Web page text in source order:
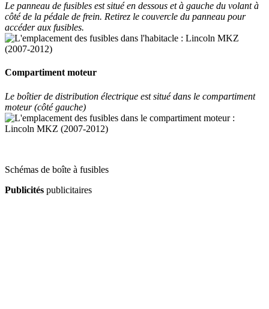
Le panneau de fusibles est situé en dessous et à gauche du volant à
côté de la pédale de frein. Retirez le couvercle du panneau pour
accéder aux fusibles.
Compartiment moteur
Le boîtier de distribution électrique est situé dans le compartiment
moteur (côté gauche)
Schémas de boîte à fusibles
Publicités publicitaires